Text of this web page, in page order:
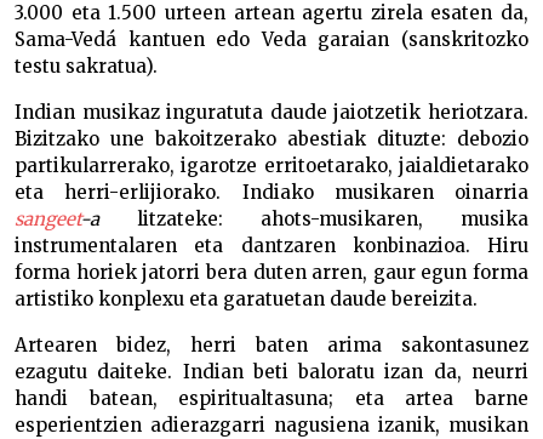
3.000 eta 1.500 urteen artean agertu zirela esaten da,
Sama-Vedá kantuen edo Veda garaian (sanskritozko
testu sakratua).
Indian musikaz inguratuta daude jaiotzetik heriotzara.
Bizitzako une bakoitzerako abestiak dituzte: debozio
partikularrerako, igarotze erritoetarako, jaialdietarako
eta herri-erlijiorako. Indiako musikaren oinarria
sangeet-a litzateke: ahots-musikaren, musika
instrumentalaren eta dantzaren konbinazioa. Hiru
forma horiek jatorri bera duten arren, gaur egun forma
artistiko konplexu eta garatuetan daude bereizita.
Artearen bidez, herri baten arima sakontasunez
ezagutu daiteke. Indian beti baloratu izan da, neurri
handi batean, espiritualtasuna; eta artea barne
esperientzien adierazgarri nagusiena izanik, musikan